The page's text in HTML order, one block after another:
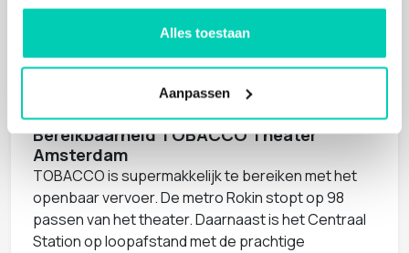
Alles toestaan
Aanpassen
uitgebreide culturele programma. De inkomsten uit
commerciële activiteiten stelt ze in staat muzikale,
kunstzinnige en creatieve activiteiten te
maken voor een breed publiek.
Bereikbaarheid TOBACCO Theater
Amsterdam
TOBACCO is supermakkelijk te bereiken met het
openbaar vervoer. De metro Rokin stopt op 98
passen van het theater. Daarnaast is het Centraal
Station op loopafstand met de prachtige